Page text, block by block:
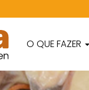
O QUE FAZER